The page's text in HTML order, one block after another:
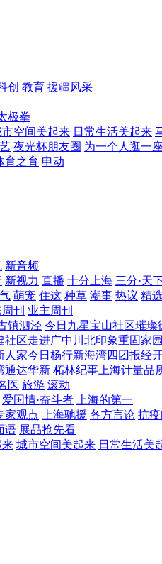
创 教育 援疆风采
极拳
市空间美起来 日常生活美起来
夜光杯朋友圈 为一个人逛一
育之育 申动
新音频
新视力 直播 十分上海 三分·天
萌宠 住这 种草 潮事 热议 精
刊 业主周刊
镇泗泾 今日九星宝山社区璀璨
社区走进广中 川北印象重固家园
人家今日杨行新海湾四团报经
通达华新 柘林纪事 上海计量品
医 旅游 滚动
爱国情·奋斗者
上海的第一
家观点 上海驰援 各方言论 抗
语 展品抢先看
来 城市空间美起来 日常生活美